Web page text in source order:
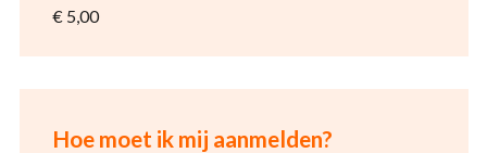
€ 5,00
Hoe moet ik mij aanmelden?